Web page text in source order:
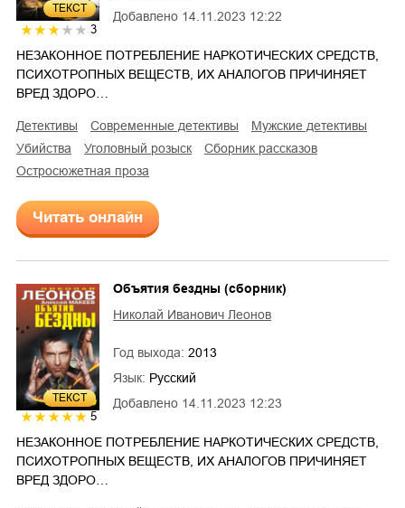
ТЕКСТ
3
Добавлено 14.11.2023 12:22
НЕЗАКОННОЕ ПОТРЕБЛЕНИЕ НАРКОТИЧЕСКИХ СРЕДСТВ,
ПСИХОТРОПНЫХ ВЕЩЕСТВ, ИХ АНАЛОГОВ ПРИЧИНЯЕТ
ВРЕД ЗДОРО…
детективы современные детективы
мужские детективы
убийства
уголовный розыск
сборник рассказов
остросюжетная проза
Читать онлайн
ТЕКСТ
5
Добавлено 14.11.2023 12:23
Объятия бездны (сборник)
Николай Иванович Леонов
Год выхода: 2013
Язык: Русский
НЕЗАКОННОЕ ПОТРЕБЛЕНИЕ НАРКОТИЧЕСКИХ СРЕДСТВ,
ПСИХОТРОПНЫХ ВЕЩЕСТВ, ИХ АНАЛОГОВ ПРИЧИНЯЕТ
ВРЕД ЗДОРО…